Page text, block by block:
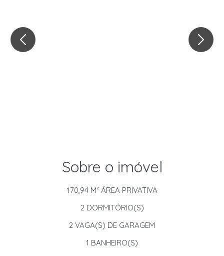
Sobre o imóvel
170,94 M² ÁREA PRIVATIVA
2DORMITÓRIO(S)
2 VAGA(S) DE GARAGEM
1 BANHEIRO(S)